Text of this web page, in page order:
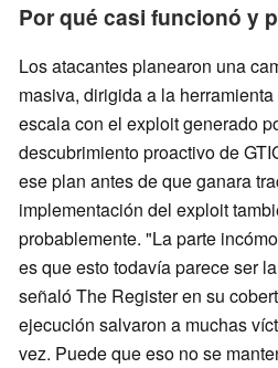
Por qué casi funcionó y
Los atacantes planearon una
masiva, dirigida a la
escala con el exploit generado
descubrimiento proactivo de
ese plan antes de que ganara
implementación del exploit
probablemente. "La parte
es que esto todavía parece ser
señaló The Register en su
ejecución salvaron a muchas
vez. Puede que eso no se